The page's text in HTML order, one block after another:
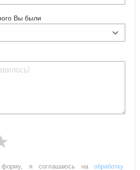
Вы были
я соглашаюсь наобработку